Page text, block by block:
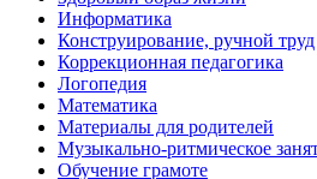
Информатика
Конструирование, ручной труд
Коррекционная педагогика
Логопедия
Математика
Материалы для родителей
Музыкально-ритмическое
Обучение грамоте